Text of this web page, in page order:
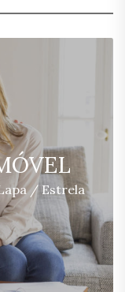
/ Estrela